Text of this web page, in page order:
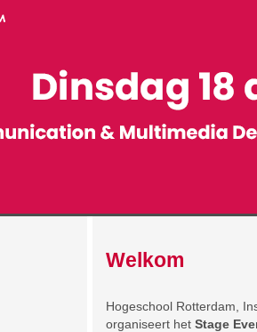
Welkom
Hogeschool Rotterdam,
organiseert het Stage